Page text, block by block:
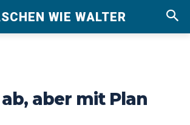
WIE WALTER
aber mit Plan